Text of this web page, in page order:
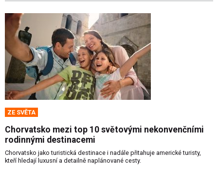
ZE SVĚTA
Chorvatsko mezi top 10 světovými nekonvenčními
rodinnými destinacemi
Chorvatsko jako turistická destinace i nadále přitahuje americké turisty,
kteří hledají luxusní a detailně naplánované cesty.